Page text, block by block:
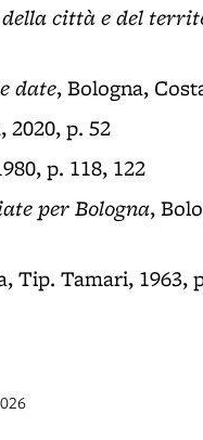
città e del
date, Bologna,
2020, p. 52
p. 118, 122
per Bologna,
Tip. Tamari, 1963,